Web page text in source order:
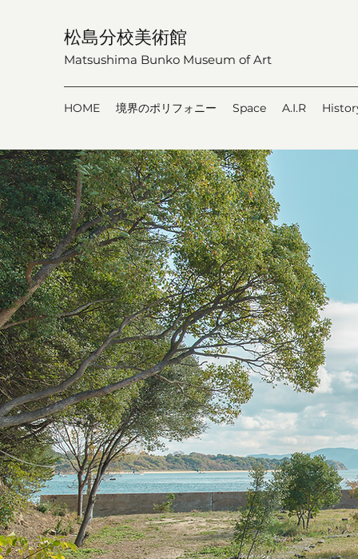
松島分校美術館
Matsushima Bunko Museum of Art
HOME 境界のポリフォニー Space A.I.R